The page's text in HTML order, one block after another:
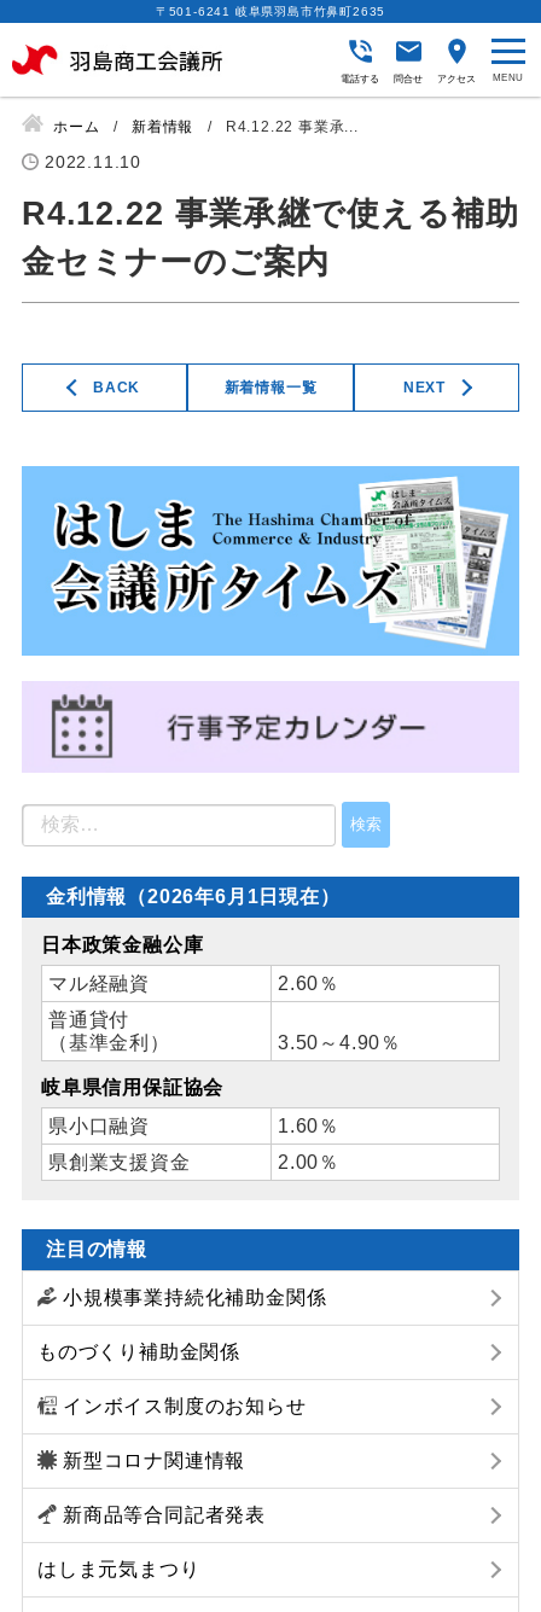
〒501-6241 岐阜県羽島市竹鼻町2635
電話する 問合せ アクセス
ホーム 新着情報 R4.12.22 事業承...
2022.11.10
R4.12.22 事業承継で使える補助
金セミナーのご案内
BACK NEXT
新着情報一覧
金利情報（2026年6月1日現在）
日本政策金融公庫
マル経融資
2.60％
普通貸付
（基準金利）
3.50～4.90％
岐阜県信用保証協会
県小口融資
1.60％
県創業支援資金
2.00％
注目の情報
小規模事業持続化補助金関係
ものづくり補助金関係
インボイス制度のお知らせ
新型コロナ関連情報
新商品等合同記者発表
はしま元気まつり